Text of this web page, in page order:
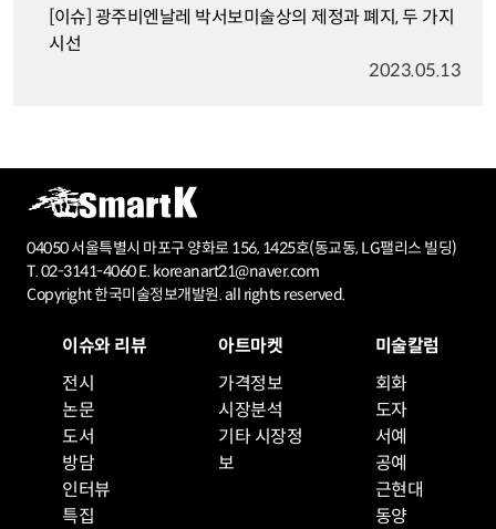
[이슈] 광주비엔날레 박서보미술상의 제정과 폐지, 두 가지
시선
2023.05.13
04050 서울특별시 마포구 양화로 156, 1425호(동교동, LG팰리스 빌딩)
T. 02-3141-4060 E. koreanart21@naver.com
Copyright 한국미술정보개발원. all rights reserved.
이슈와 리뷰
전시
논문
도서
방담
인터뷰
특집
아트마켓
가격정보
시장분석
기타 시장정
보
미술칼럼
회화
도자
서예
공예
근현대
동양